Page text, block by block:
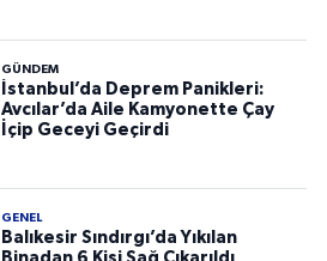
GÜNDEM
İstanbul’da Deprem Panikleri:
Avcılar’da Aile Kamyonette Çay
İçip Geceyi Geçirdi
GENEL
Balıkesir Sındırgı’da Yıkılan